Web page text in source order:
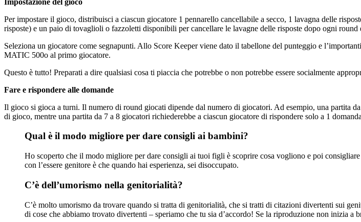
Per impostare il gioco, distribuisci a ciascun giocatore 1 pennarello cancellabile a secco, 1 lavagna delle
risposte) e un paio di tovaglioli o fazzoletti disponibili per cancellare le lavagne delle risposte dopo ogni
Seleziona un giocatore come segnapunti. Allo Score Keeper viene dato il tabellone del punteggio e
MATIC 500o al primo giocatore.
Questo è tutto! Preparati a dire qualsiasi cosa ti piaccia che potrebbe o non potrebbe essere socialmente
Fare e rispondere alle domande
Il gioco si gioca a turni. Il numero di round giocati dipende dal numero di giocatori. Ad esempio, una partita
di gioco, mentre una partita da 7 a 8 giocatori richiederebbe a ciascun giocatore di rispondere solo a 1
Qual è il modo migliore per dare consigli ai bambini?
Ho scoperto che il modo migliore per dare consigli ai tuoi figli è scoprire cosa vogliono e poi
con l’essere genitore è che quando hai esperienza, sei disoccupato.
C’è dell’umorismo nella genitorialità?
C’è molto umorismo da trovare quando si tratta di genitorialità, che si tratti di citazioni divertenti sui
di cose che abbiamo trovato divertenti – speriamo che tu sia d’accordo! Se la riproduzione non inizia a